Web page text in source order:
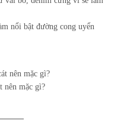
nổi bật đường cong uyển
nên mặc gì?